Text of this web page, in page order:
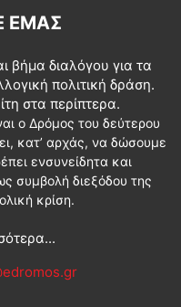
ΕΜΆΣ
βήμα διαλόγου για τα
πολιτική δράση.
στα περίπτερα.
ο Δρόμος του δεύτερου
κατ’ αρχάς, να δώσουμε
ενσυνείδητα και
συμβολή διεξόδου της
κρίση.